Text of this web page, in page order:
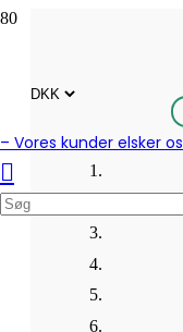
– Vores kunder elsker os